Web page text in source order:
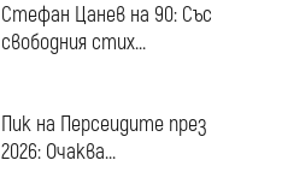
Стефан Цанев на 90: Със
свободния стих...
Пик на Персеидите през
2026: Очаква...